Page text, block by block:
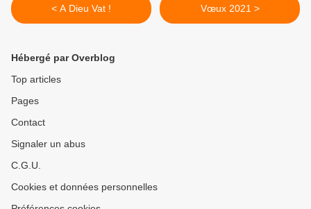
< A Dieu Vat ! Vœux 2021 >
Hébergé par Overblog
Top articles
Pages
Contact
Signaler un abus
C.G.U.
Cookies et données personnelles